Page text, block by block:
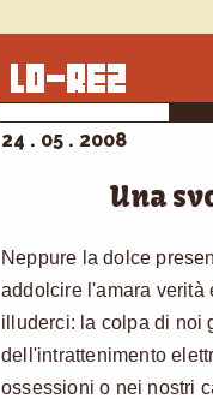
24 . 05 . 2008
Una
Neppure la dolce
addolcire l'amara verità
illuderci: la colpa di noi
dell'intrattenimento
ossessioni o nei nostri